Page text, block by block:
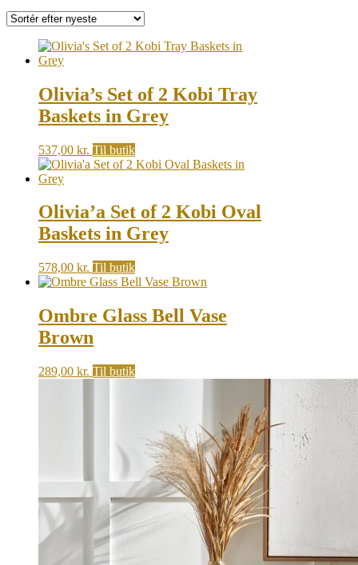
latest
Olivia’s Set of 2 Kobi Tray
Baskets in Grey
537,00 kr. Til butik
Olivia’a Set of 2 Kobi Oval
Baskets in Grey
578,00 kr. Til butik
Ombre Glass Bell Vase
Brown
289,00 kr. Til butik